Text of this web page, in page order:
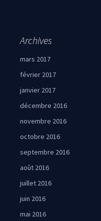
Archives
mars 2017
février 2017
janvier 2017
décembre 2016
novembre 2016
octobre 2016
septembre 2016
août 2016
juillet 2016
juin 2016
mai 2016